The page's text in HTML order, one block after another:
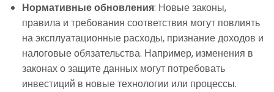
Нормативные обновления: Новые законы,
правила и требования соответствия могут повлиять
на эксплуатационные расходы, признание доходов и
налоговые обязательства. Например, изменения в
законах о защите данных могут потребовать
инвестиций в новые технологии или процессы.